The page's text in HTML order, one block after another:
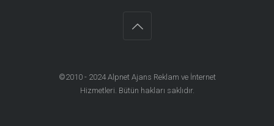
©2010 - 2024Alpnet Ajans Reklam ve İnternet
Hizmetleri . Bütün hakları saklıdır.